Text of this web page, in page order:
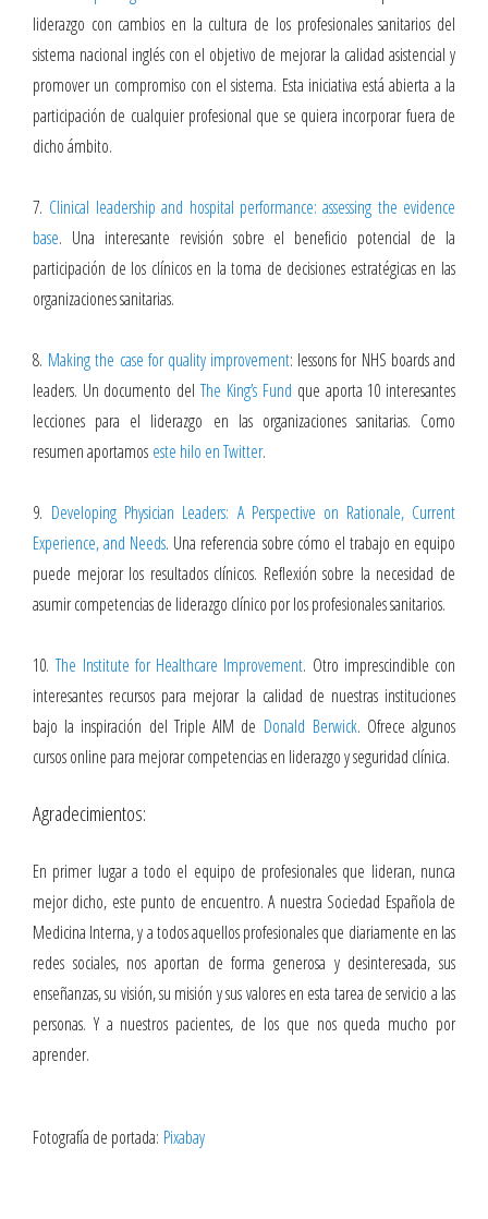
liderazgo con cambios en la cultura de los profesionales sanitarios del
sistema nacional inglés con el objetivo de mejorar la calidad asistencial y
promover un compromiso con el sistema. Esta iniciativa está abierta a la
participación de cualquier profesional que se quiera incorporar fuera de
dicho ámbito.
7. Clinical leadership and hospital performance: assessing the evidence
base. Una interesante revisión sobre el beneficio potencial de la
participación de los clínicos en la toma de decisiones estratégicas en las
organizaciones sanitarias.
8. Making the case for quality improvement: lessons for NHS boards and
leaders. Un documento delThe King’s Fund que aporta 10 interesantes
lecciones para el liderazgo en las organizaciones sanitarias. Como
resumen aportamos este hilo en Twitter.
9. Developing Physician Leaders: A Perspective on Rationale, Current
Experience, and Needs. Una referencia sobre cómo el trabajo en equipo
puede mejorar los resultados clínicos. Reflexión sobre la necesidad de
asumir competencias de liderazgo clínico por los profesionales sanitarios.
10.The Institute for Healthcare Improvement. Otro imprescindible con
interesantes recursos para mejorar la calidad de nuestras instituciones
bajo la inspiración del Triple AIM de Donald Berwick. Ofrece algunos
cursos online para mejorar competencias en liderazgo y seguridad clínica.
Agradecimientos:
En primer lugar a todo el equipo de profesionales que lideran, nunca
mejor dicho, este punto de encuentro. A nuestra Sociedad Española de
Medicina Interna, y a todos aquellos profesionales que diariamente en las
redes sociales, nos aportan de forma generosa y desinteresada, sus
enseñanzas, su visión, su misión y sus valores en esta tarea de servicio a las
personas. Y a nuestros pacientes, de los que nos queda mucho por
aprender.
Fotografía de portada: Pixabay